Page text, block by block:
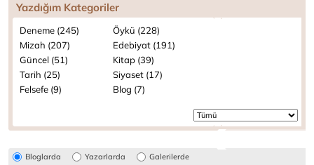
Yazdığım Kategoriler
Deneme (245)
Öykü (228)
Mizah (207)
Edebiyat (191)
Güncel (51)
Kitap (39)
Tarih (25)
Siyaset (17)
Felsefe (9)
Blog (7)
Bloglarda Yazarlarda Galerilerde